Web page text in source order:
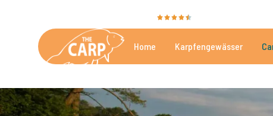
Home Karpfengewässer